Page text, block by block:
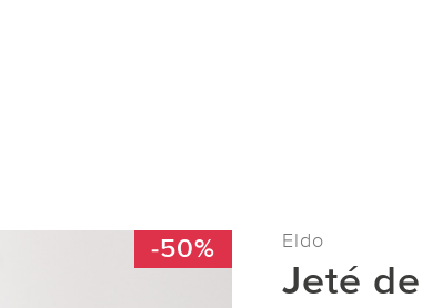
-50% Eldo
Jeté